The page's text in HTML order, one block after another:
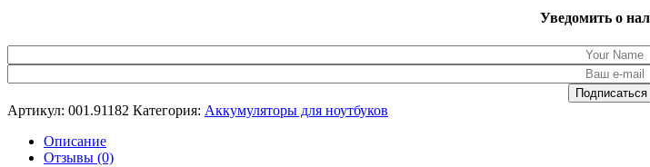
Уведомить о
Артикул: 001.91182 Категория: Аккумуляторы для ноутбуков
Описание
Отзывы (0)